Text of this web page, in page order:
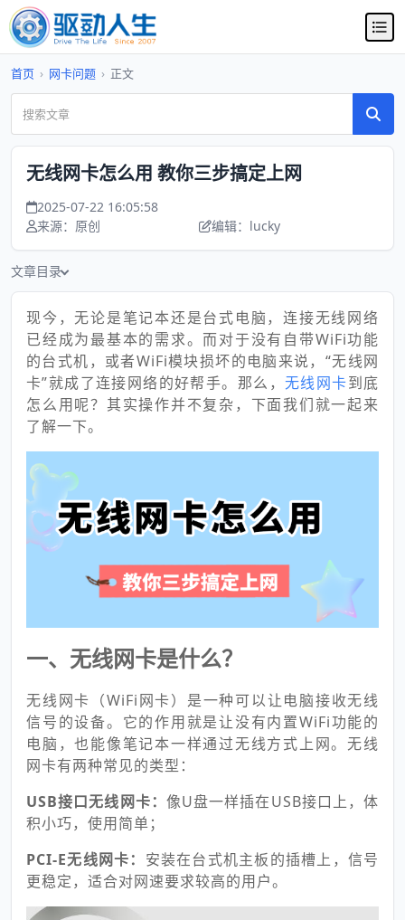
首页 › 网卡问题 › 正文
无线网卡怎么用 教你三步搞定上网
2025-07-22 16:05:58
来源：原创
编辑：lucky
文章目录
现今，无论是笔记本还是台式电脑，连接无线网络
已经成为最基本的需求。而对于没有自带WiFi功能
的台式机，或者WiFi模块损坏的电脑来说，“无线网
卡”就成了连接网络的好帮手。那么， 无线网卡到底
怎么用呢？其实操作并不复杂，下面我们就一起来
了解一下。
一、无线网卡是什么？
无线网卡（WiFi网卡）是一种可以让电脑接收无线
信号的设备。它的作用就是让没有内置WiFi功能的
电脑，也能像笔记本一样通过无线方式上网。无线
网卡有两种常见的类型：
USB接口无线网卡： 像U盘一样插在USB接口上，体
积小巧，使用简单；
PCI-E无线网卡： 安装在台式机主板的插槽上，信号
更稳定，适合对网速要求较高的用户。